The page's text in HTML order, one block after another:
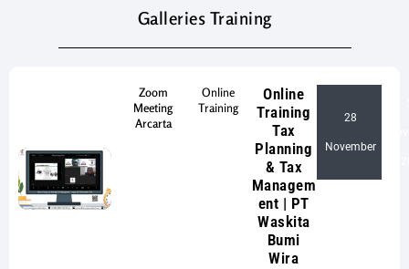
Galleries Training
Zoom
Meeting
Arcarta
Online
Training
Online
Training
Tax
Planning
& Tax
Managem
ent | PT
Waskita
Bumi
Wira
28
November